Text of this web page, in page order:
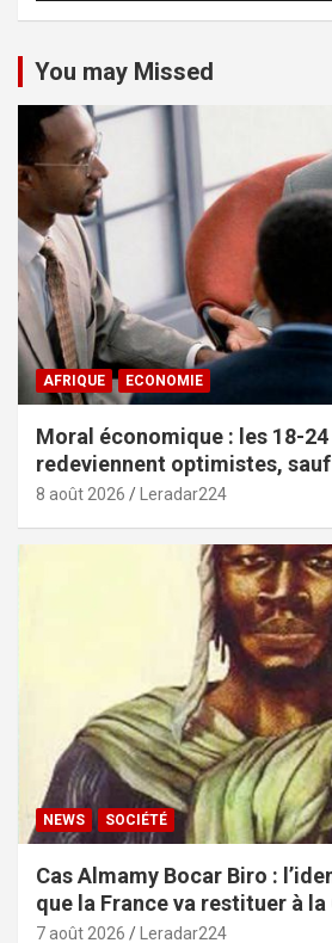
You may Missed
AFRIQUE ECONOMIE
Moral économique : les 18-
redeviennent optimistes,
poignée de pays (African
8 août 2026 Leradar224
NEWS SOCIÉTÉ
Cas Almamy Bocar Biro :
que la France va restituer à la
7 août 2026 Leradar224